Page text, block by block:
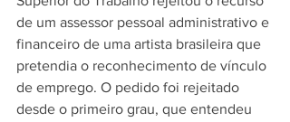
de um assessor pessoal administrativo e
financeiro de uma artista brasileira que
pretendia o reconhecimento de vínculo
de emprego. O pedido foi rejeitado
desde o primeiro grau, que entendeu